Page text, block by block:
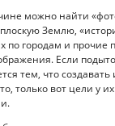
можно найти
Землю,
по городам и прочие
Если
тем, что создавать
только вот цели у